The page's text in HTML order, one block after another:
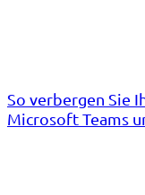
So verbergen Sie
Microsoft Teams